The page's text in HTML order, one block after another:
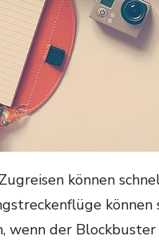
können
wenn der